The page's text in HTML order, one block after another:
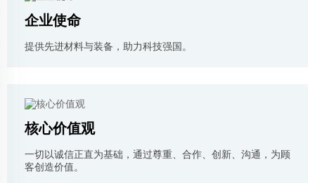
企业使命
提供先进材料与装备，助力科技强国。
核心价值观
一切以诚信正直为基础，通过尊重、合作、创新、沟通，为顾
客创造价值。